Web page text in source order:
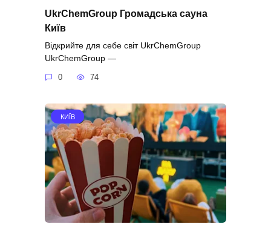
UkrChemGroup Громадська сауна
Київ
Відкрийте для себе світ UkrChemGroup
UkrChemGroup —
0 74
КИЇВ